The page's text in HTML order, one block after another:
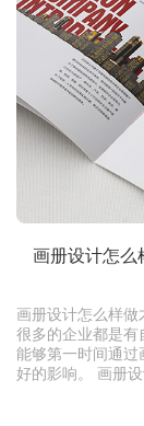
画册设计怎么
画册设计怎么样
很多的企业都是有
能够第一时间通过
好的影响。 画册